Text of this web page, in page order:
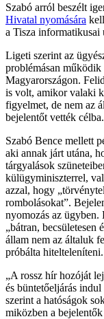
Szabó arról beszélt
Hivatal nyomására
a Tisza informatikusai
Ligeti szerint az
problémásan
Magyarországon.
is volt, amikor valaki
figyelmet, de nem az
bejelentőt vették célba.
Szabó Bence mellett
aki annak járt utána,
tárgyalások
külügyminiszterrel,
azzal, hogy
rombolásokat”.
nyomozás az
„bátran, becsületesen
állam nem az általuk
próbálta hitelteleníteni.
„A rossz hír hozóját
és büntetőeljárás
szerint a hatóságok
miközben a